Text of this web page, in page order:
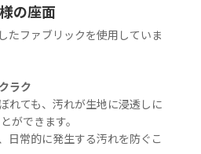
の座面
たファブリックを使用していま
ラク
れても、汚れが生地に浸透しに
ができます。
日常的に発生する汚れを防ぐこ